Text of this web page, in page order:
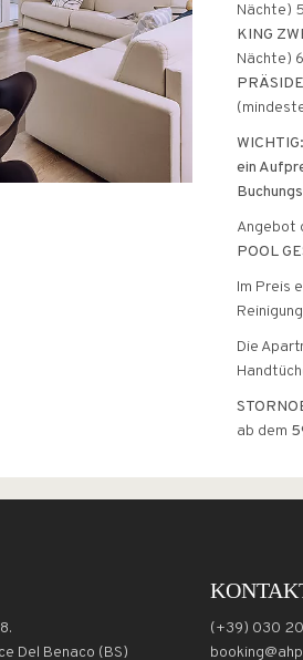
Nächte)
KING
Nächte)
ein
Angebot
POOL
Im Preis
Die
ab dem
Del Benaco (BS)
(+39) 030